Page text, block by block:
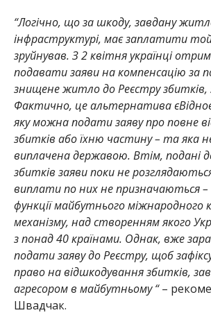
“Логічно, що за шкоду, завдану
інфраструктурі, має заплатити
зруйнував. З 2 квітня українці
подавати заяви на компенсацію за
знищене житло до Реєстру збитків,
Фактично, це альтернатива
яку можна подати заяву про повне
збитків або їхню частину – та яка
виплачена державою. Втім, подані
збитків заяви поки не
виплати по них не призначаються –
функції майбутнього міжнародного
механізму, над створенням якого
з понад 40 країнами. Однак, вже
подати заяву до Реєстру, щоб
право на відшкодування збитків,
агресором в майбутньому “–
Швадчак.